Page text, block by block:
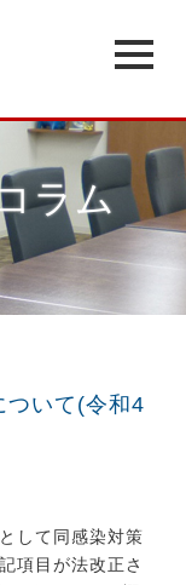
ラム
ついて(令和4
して同感染対策
項目が法改正さ